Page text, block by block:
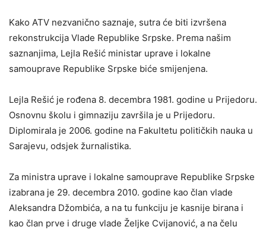
Kako ATV nezvanično saznaje, sutra će biti izvršena
rekonstrukcija Vlade Republike Srpske. Prema našim
saznanjima, Lejla Rešić ministar uprave i lokalne
samouprave Republike Srpske biće smijenjena.
Lejla Rešić je rođena 8. decembra 1981. godine u Prijedoru.
Osnovnu školu i gimnaziju završila je u Prijedoru.
Diplomirala je 2006. godine na Fakultetu političkih nauka u
Sarajevu, odsjek žurnalistika.
Za ministra uprave i lokalne samouprave Republike Srpske
izabrana je 29. decembra 2010. godine kao član vlade
Aleksandra Džombića, a na tu funkciju je kasnije birana i
kao član prve i druge vlade Željke Cvijanović, a na čelu